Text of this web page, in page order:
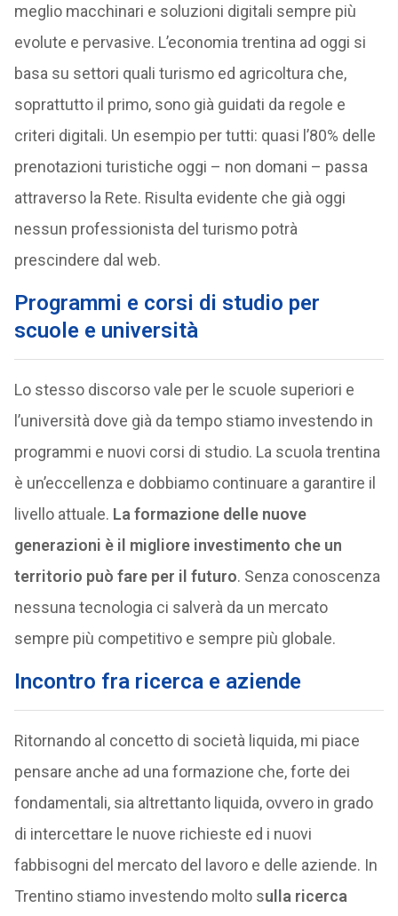
meglio macchinari e soluzioni digitali sempre più
evolute e pervasive. L’economia trentina ad oggi si
basa su settori quali turismo ed agricoltura che,
soprattutto il primo, sono già guidati da regole e
criteri digitali. Un esempio per tutti: quasi l’80% delle
prenotazioni turistiche oggi – non domani – passa
attraverso la Rete. Risulta evidente che già oggi
nessun professionista del turismo potrà
prescindere dal web.
Programmi e corsi di studio per
scuole e università
Lo stesso discorso vale per le scuole superiori e
l’università dove già da tempo stiamo investendo in
programmi e nuovi corsi di studio. La scuola trentina
è un’eccellenza e dobbiamo continuare a garantire il
livello attuale. La formazione delle nuove
generazioni è il migliore investimento che un
territorio può fare per il futuro. Senza conoscenza
nessuna tecnologia ci salverà da un mercato
sempre più competitivo e sempre più globale.
Incontro fra ricerca e aziende
Ritornando al concetto di società liquida, mi piace
pensare anche ad una formazione che, forte dei
fondamentali, sia altrettanto liquida, ovvero in grado
di intercettare le nuove richieste ed i nuovi
fabbisogni del mercato del lavoro e delle aziende. In
Trentino stiamo investendo molto sulla ricerca